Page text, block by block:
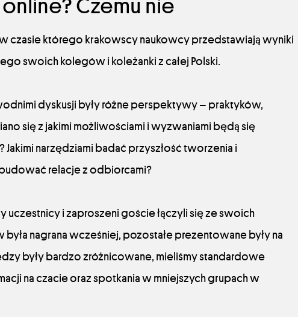
Czemu nie
czasie którego krakowscy naukowcy przedstawiają wyniki
swoich kolegów i koleżanki z całej Polski.
dyskusji były różne perspektywy – praktyków,
się z jakimi możliwościami i wyzwaniami będą się
narzędziami badać przyszłość tworzenia i
relacje z odbiorcami?
uczestnicy i zaproszeni goście łączyli się ze swoich
nagrana wcześniej, pozostałe prezentowane były na
były bardzo zróżnicowane, mieliśmy standardowe
na czacie oraz spotkania w mniejszych grupach w